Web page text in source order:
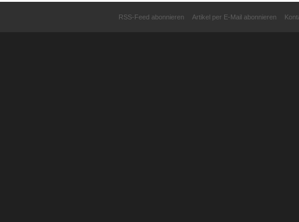
RSS-Feed abonnieren Artikel per E-Mail abonnieren